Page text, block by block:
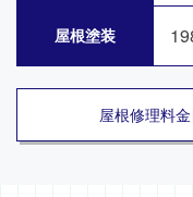
屋根塗装
屋根修理料